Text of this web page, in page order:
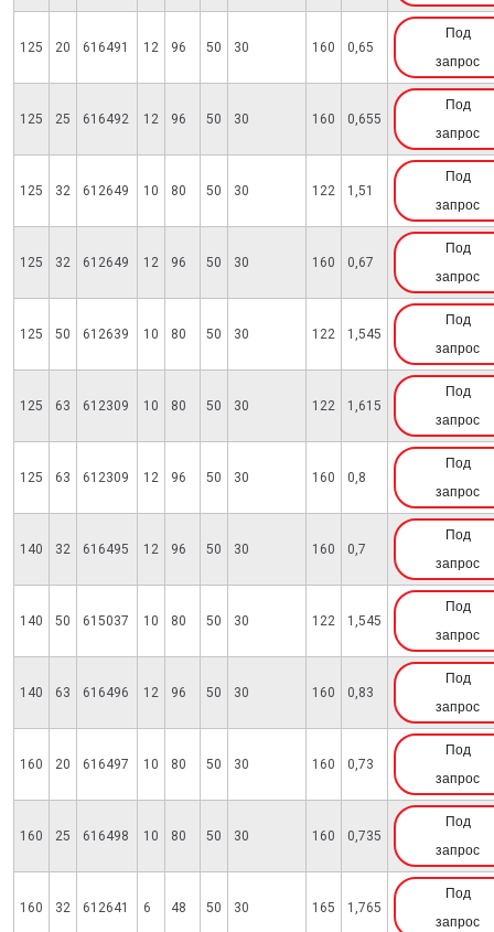
125 20 616491 12 96 50 30 160 0,65
Под
запрос
125 25 616492 12 96 50 30 160 0,655
Под
запрос
125 32 612649 10 80 50 30 122 1,51
Под
запрос
125 32 612649 12 96 50 30 160 0,67
Под
запрос
125 50 612639 10 80 50 30 122 1,545
Под
запрос
125 63 612309 10 80 50 30 122 1,615
Под
запрос
125 63 612309 12 96 50 30 160 0,8
Под
запрос
140 32 616495 12 96 50 30 160 0,7
Под
запрос
140 50 615037 10 80 50 30 122 1,545
Под
запрос
140 63 616496 12 96 50 30 160 0,83
Под
запрос
160 20 616497 10 80 50 30 160 0,73
Под
запрос
160 25 616498 10 80 50 30 160 0,735
Под
запрос
160 32 612641 6 48 50 30 165 1,765
Под
запрос